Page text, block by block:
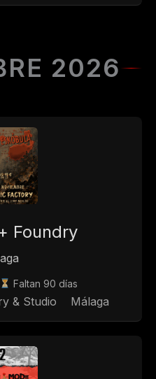
2026
Foundry
Faltan 90 días
& Studio Málaga